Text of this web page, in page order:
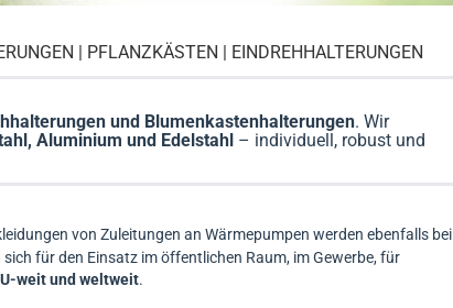
| PFLANZKÄSTEN | EINDREHHALTERUNGEN
und Blumenkastenhalterungen. Wir
Aluminium und Edelstahl – individuell, robust und
von Zuleitungen an Wärmepumpen werden ebenfalls bei
sich für den Einsatz im öffentlichen Raum, im Gewerbe, für
weit und weltweit.